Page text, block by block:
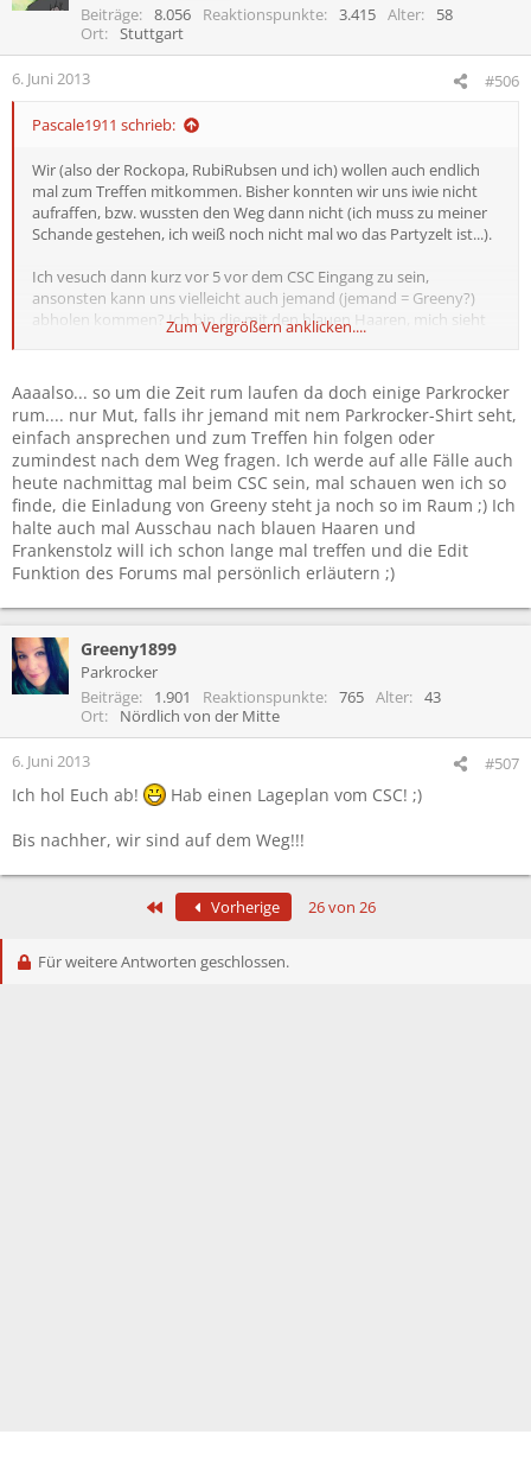
Beiträge 8.056 Reaktionspunkte 3.415 Alter
58
Ort
Stuttgart
6. Juni 2013 #506
Pascale1911 schrieb:
Wir (also der Rockopa, RubiRubsen und ich) wollen auch endlich
mal zum Treffen mitkommen. Bisher konnten wir uns iwie nicht
aufraffen, bzw. wussten den Weg dann nicht (ich muss zu meiner
Schande gestehen, ich weiß noch nicht mal wo das Partyzelt ist...).
Ich vesuch dann kurz vor 5 vor dem CSC Eingang zu sein,
ansonsten kann uns vielleicht auch jemand (jemand = Greeny?)
abholen kommen? Ich bin die mit den blauen Haaren, mich sieht
man schon von Weitem. Ach ja, und unsere Parzelle ist die 1004
Zum Vergrößern anklicken....
Aaaalso... so um die Zeit rum laufen da doch einige Parkrocker
rum.... nur Mut, falls ihr jemand mit nem Parkrocker-Shirt seht,
einfach ansprechen und zum Treffen hin folgen oder
zumindest nach dem Weg fragen. Ich werde auf alle Fälle auch
heute nachmittag mal beim CSC sein, mal schauen wen ich so
finde, die Einladung von Greeny steht ja noch so im Raum ;) Ich
halte auch mal Ausschau nach blauen Haaren und
Frankenstolz will ich schon lange mal treffen und die Edit
Funktion des Forums mal persönlich erläutern ;)
Greeny1899
Parkrocker
Beiträge
1.901 Reaktionspunkte 765 Alter
43
Ort
Nördlich von der Mitte
6. Juni 2013 #507
Ich hol Euch ab!
Hab einen Lageplan vom CSC! ;)
Bis nachher, wir sind auf dem Weg!!!
Erste Vorherige 26 von 26
Für weitere Antworten geschlossen.